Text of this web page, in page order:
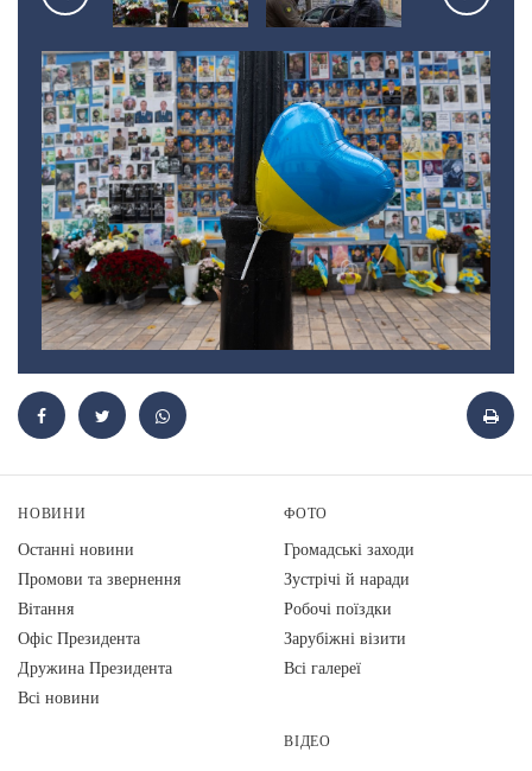
НОВИНИ
Останні новини
Промови та звернення
Вiтання
Офіс Президента
Дружина Президента
Всі новини
ФОТО
Громадські заходи
Зустрічі й наради
Робочі поїздки
Зарубіжні візити
Всі галереї
ВІДЕО